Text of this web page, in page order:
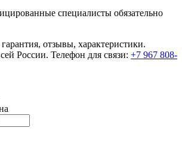
специалисты обязательно
отзывы, характеристики.
России. Телефон для связи: +7 967 808-